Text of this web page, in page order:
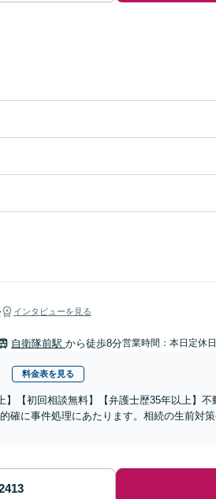
インタビューを見る
自衛隊前駅 から徒歩8分営業時間：本日定休日
料金表を見る
】【初回相談無料】【弁護士歴35年以上】
確に事件処理にあたります。相続の生前対